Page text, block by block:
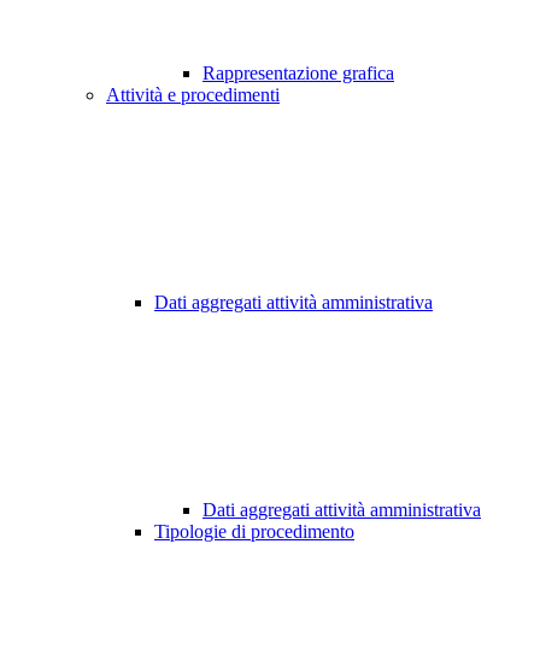
Rappresentazione grafica
Attività e procedimenti
Dati aggregati attività amministrativa
Dati aggregati attività amministrativa
Tipologie di procedimento